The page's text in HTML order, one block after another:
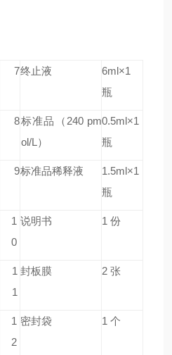
7终止液
6ml×1
瓶
8标准品
（240 pm
ol/L）
0.5ml×1
瓶
9标准品稀释液
1.5ml×1
瓶
1
0
说明书 1 份
1
1
封板膜 2 张
1
2
密封袋 1 个